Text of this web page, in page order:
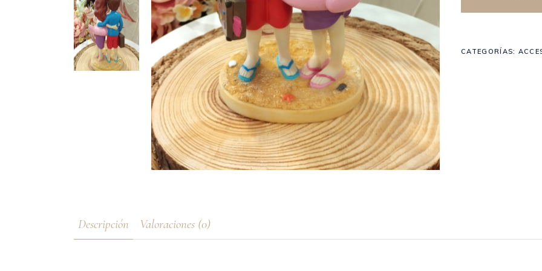
Figuras Pastel
Marcasitios de Boda
Meseros / Número de mesa
Minuta / Menú de Mesa
Seating / Busca tu sitio
Audiolibro de Firmas
Meseros / Número de mesa
Minuta / Menú de Mesa
Seating / Busca tu sitio
CATEGORÍAS:
Descripción Valoraciones (0)